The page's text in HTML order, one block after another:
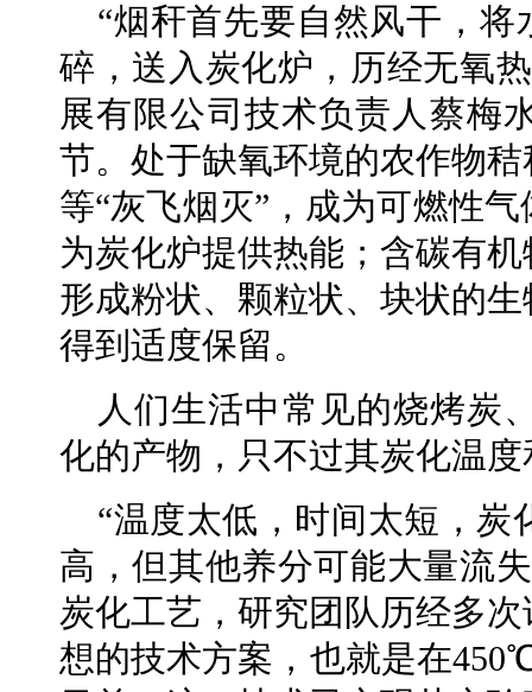
“烟秆首先要自然风干，
碎，送入炭化炉，历经无氧
展有限公司技术负责人蔡梅
节。处于缺氧环境的农作物
等“灰飞烟灭”，成为可燃性
为炭化炉提供热能；含碳有
形成粉状、颗粒状、块状的
得到适度保留。
人们生活中常见的烧烤炭
化的产物，只不过其炭化温
“温度太低，时间太短，
高，但其他养分可能大量流
炭化工艺，研究团队历经多
想的技术方案，也就是在